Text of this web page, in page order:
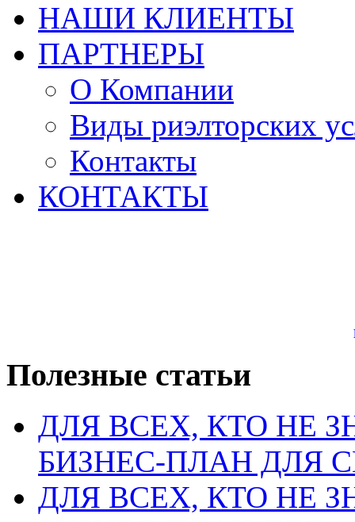
НАШИ КЛИЕНТЫ
ПАРТНЕРЫ
О Компании
Виды риэлторских
Контакты
КОНТАКТЫ
Полезные статьи
ДЛЯ ВСЕХ, КТО НЕ
БИЗНЕС-ПЛАН ДЛЯ
ДЛЯ ВСЕХ, КТО НЕ